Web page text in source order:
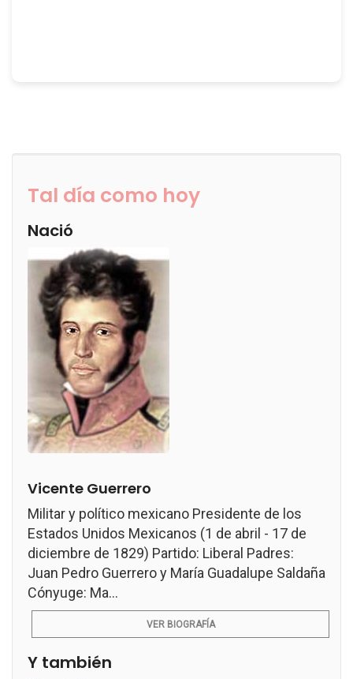
Tal día como hoy
Nació
Vicente Guerrero
Militar y político mexicano Presidente de los
Estados Unidos Mexicanos (1 de abril - 17 de
diciembre de 1829) Partido: Liberal Padres:
Juan Pedro Guerrero y María Guadalupe Saldaña
Cónyuge: Ma...
VER BIOGRAFÍA
Y también